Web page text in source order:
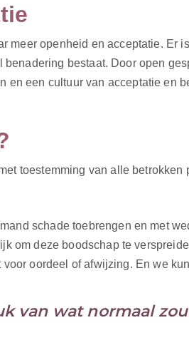
meer openheid en acceptatie. Er
bestaat. Door open
en een cultuur van acceptatie en
toestemming van alle betrokken
schade toebrengen en met
om deze boodschap te
oordeel of afwijzing. En we
van wat normaal